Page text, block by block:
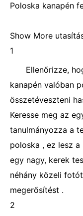
Poloska kanapén
Show More
1
Ellenőrizze,
kanapén valóban
összetéveszteni
Keresse meg az
tanulmányozza a
poloska , ez lesz
egy nagy, kerek
néhány közeli
megerősítést .
2